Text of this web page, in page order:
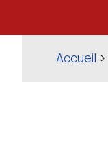
Accueil >